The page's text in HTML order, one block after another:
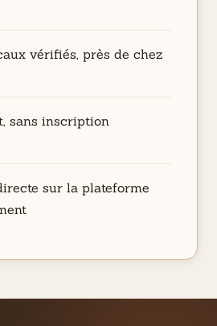
vérifiés, près de chez
sans inscription
sur la plateforme